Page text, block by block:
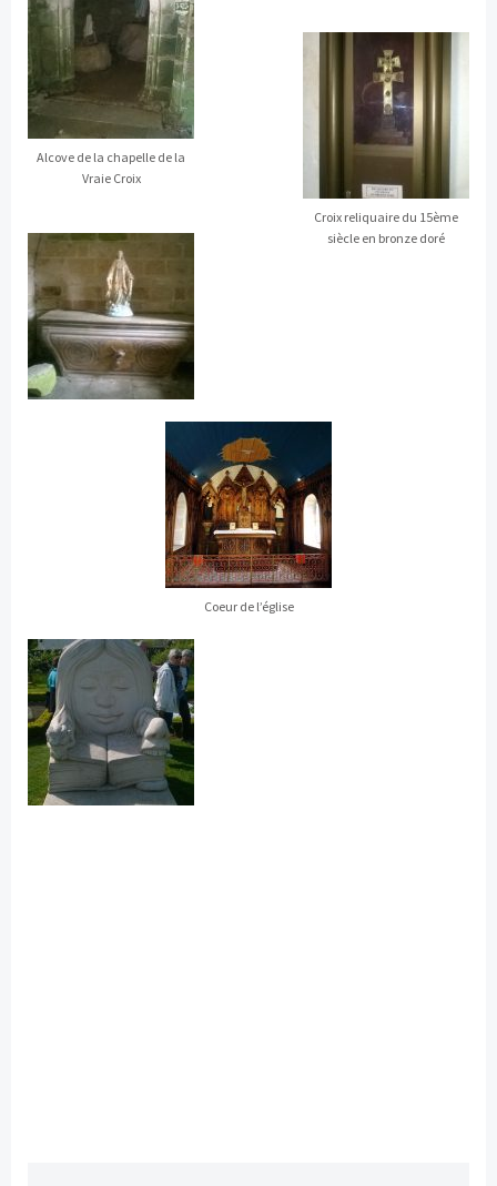
Alcove de la chapelle de la
Vraie Croix
Croix reliquaire du 15ème
siècle en bronze doré
Coeur de l’église